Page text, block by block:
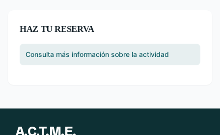
HAZ TU RESERVA
Consulta más información sobre la actividad
A.C.T.M.E.